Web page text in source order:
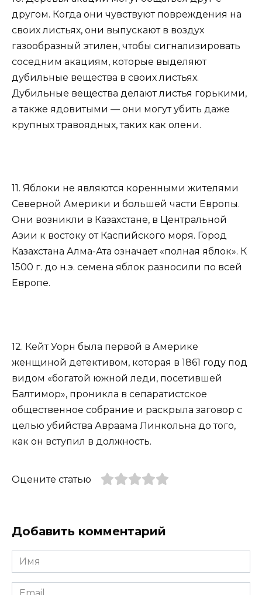
другом. Когда они чувствуют повреждения на
своих листьях, они выпускают в воздух
газообразный этилен, чтобы сигнализировать
соседним акациям, которые выделяют
дубильные вещества в своих листьях.
Дубильные вещества делают листья горькими,
а также ядовитыми — они могут убить даже
крупных травоядных, таких как олени.
11. Яблоки не являются коренными жителями
Северной Америки и большей части Европы.
Они возникли в Казахстане, в Центральной
Азии к востоку от Каспийского моря. Город
Казахстана Алма-Ата означает «полная яблок». К
1500 г. до н.э. семена яблок разносили по всей
Европе.
12. Кейт Уорн была первой в Америке
женщиной детективом, которая в 1861 году под
видом «богатой южной леди, посетившей
Балтимор», проникла в сепаратистское
общественное собрание и раскрыла заговор с
целью убийства Авраама Линкольна до того,
как он вступил в должность.
Оцените статью
Добавить комментарий
Имя
*
Email